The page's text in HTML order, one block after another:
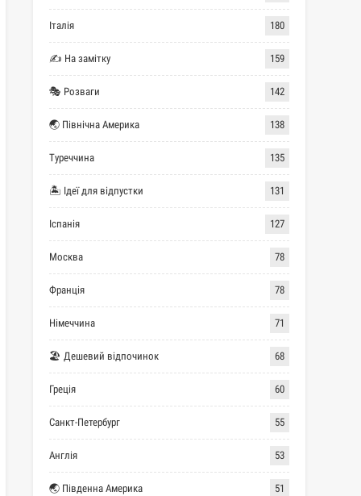
Італія 180
✍ На замітку 159
🎭 Розваги 142
🌏 Північна Америка 138
Туреччина 135
🏝 Ідеї для відпустки 131
Іспанія 127
Москва 78
Франція 78
Німеччина 71
🏖 Дешевий відпочинок 68
Греція 60
Санкт-Петербург 55
Англія 53
🌏 Південна Америка 51